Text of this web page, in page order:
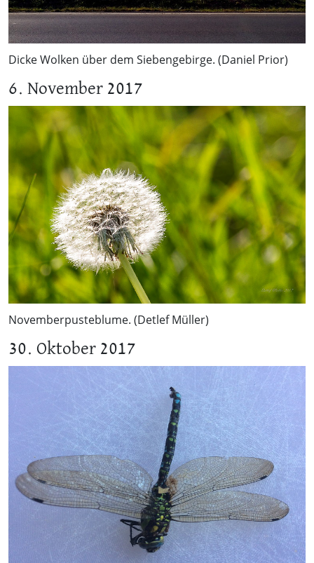
Dicke Wolken über dem Siebengebirge. (Daniel Prior)
6. November 2017
Novemberpusteblume. (Detlef Müller)
30. Oktober 2017